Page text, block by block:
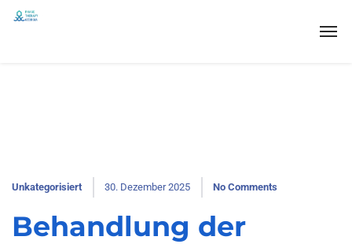
Unkategorisiert 30. Dezember 2025 No Comments
Behandlung der